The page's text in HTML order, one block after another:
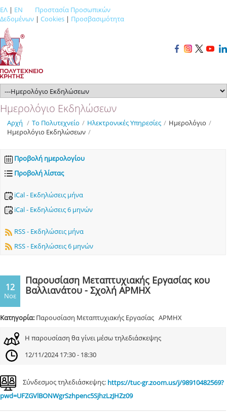
ΕΛ | EN
Προστασία Προσωπικών
Δεδομένων | Cookies | Προσβασιμότητα
Ημερολόγιο Εκδηλώσεων
Αρχή / Το Πολυτεχνείο / Ηλεκτρονικές Υπηρεσίες / Ημερολόγιο /
Ημερολόγιο Εκδηλώσεων /
Προβολή ημερολογίου
Προβολή λίστας
iCal - Εκδηλώσεις μήνα
iCal - Εκδηλώσεις 6 μηνών
RSS - Εκδηλώσεις μήνα
RSS - Εκδηλώσεις 6 μηνών
12
Νοε
Παρουσίαση Μεταπτυχιακής Εργασίας κου
Βαλλιανάτου - Σχολή ΑΡΜΗΧ
Κατηγορία: Παρουσίαση Μεταπτυχιακής Εργασίας ΑΡΜΗΧ
Η παρουσίαση θα γίνει μέσω τηλεδιάσκεψης
12/11/2024 17:30 - 18:30
Σύνδεσμος τηλεδιάσκεψης: https://tuc-gr.zoom.us/j/98910482569?
pwd=UFZGVlBONWgrSzhpenc5SjhzLzJHZz09